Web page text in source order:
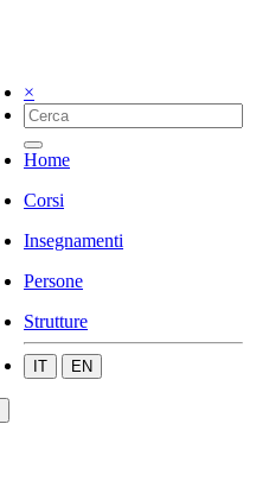
×
Home
Corsi
Insegnamenti
Persone
Strutture
IT EN